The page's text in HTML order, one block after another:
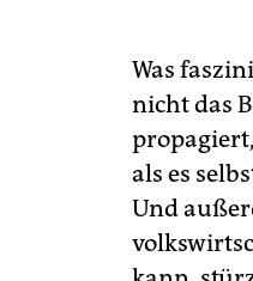
Was
nicht das
als es
Und